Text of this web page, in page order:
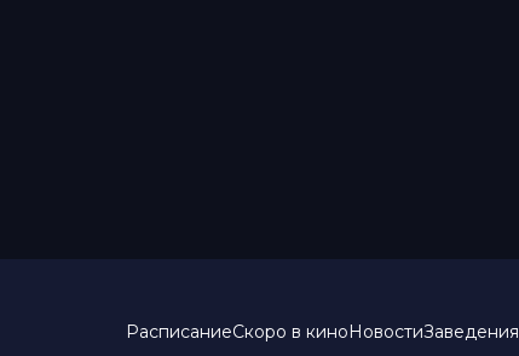
РасписаниеСкоро в киноНовостиЗаведения